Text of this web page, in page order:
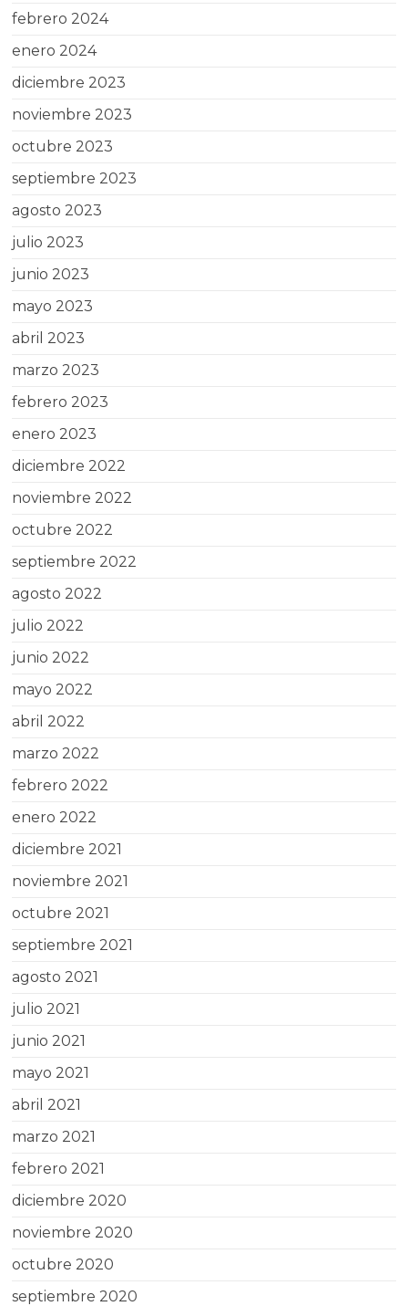
febrero 2024
enero 2024
diciembre 2023
noviembre 2023
octubre 2023
septiembre 2023
agosto 2023
julio 2023
junio 2023
mayo 2023
abril 2023
marzo 2023
febrero 2023
enero 2023
diciembre 2022
noviembre 2022
octubre 2022
septiembre 2022
agosto 2022
julio 2022
junio 2022
mayo 2022
abril 2022
marzo 2022
febrero 2022
enero 2022
diciembre 2021
noviembre 2021
octubre 2021
septiembre 2021
agosto 2021
julio 2021
junio 2021
mayo 2021
abril 2021
marzo 2021
febrero 2021
diciembre 2020
noviembre 2020
octubre 2020
septiembre 2020